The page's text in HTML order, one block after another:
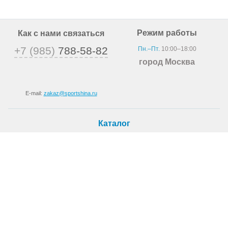
Как с нами связаться
+7 (985) 788-58-82
E-mail: zakaz@sportshina.ru
Режим работы
Пн.–Пт.10:00–18:00
город Москва
Каталог